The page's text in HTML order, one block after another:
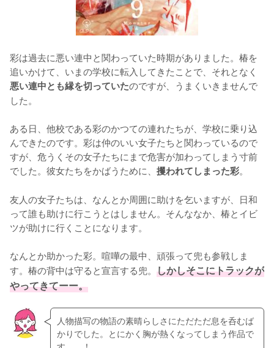
彩は過去に悪い連中と関わっていた時期がありました。椿を
追いかけて、いまの学校に転入してきたことで、それとなく
悪い連中とも縁を切っていたのですが、うまくいきませんで
した。
ある日、他校である彩のかつての連れたちが、学校に乗り込
んできたのです。彩は仲のいい女子たちと関わっているので
すが、危うくその女子たちにまで危害が加わってしまう寸前
でした。彼女たちをかばうために、 攫われてしまった彩。
友人の女子たちは、なんとか周囲に助けを乞いますが、日和
って誰も助けに行こうとはしません。そんななか、椿とイビ
ツが助けに行くことになります。
なんとか助かった彩。喧嘩の最中、頑張って兜も参戦しま
す。椿の背中は守ると宣言する兜。 しかしそこにトラックが
やってきてーー。
人物描写の物語の素晴らしさにただただ息を呑むば
かりでした。とにかく胸が熱くなってしまう作品で